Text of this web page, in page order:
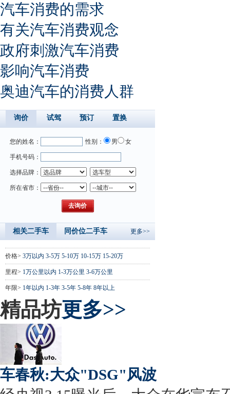
汽车消费的需求
有关汽车消费观念
政府刺激汽车消费
影响汽车消费
奥迪汽车的消费人群
询价 试驾 预订 置换
您的姓名： 性别： 男 女
手机号码：
选择品牌：
所在省市：
相关二手车 同价位二手车 更多>>
价格> 3万以内 3-5万 5-10万 10-15万 15-20万
里程> 1万公里以内 1-3万公里 3-6万公里
年限> 1年以内 1-3年 3-5年 5-8年 8年以上
精品坊更多>>
车春秋:大众"DSG"风波